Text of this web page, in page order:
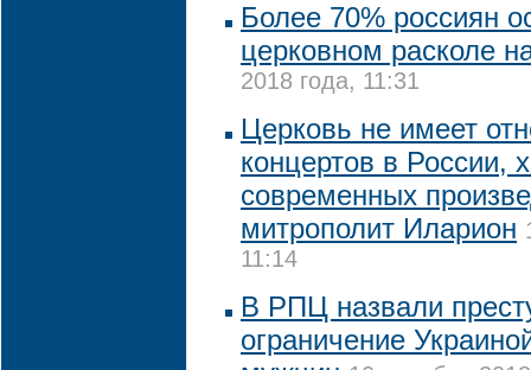
Более 70% россиян
церковном расколе
2018 года, 11:31
Церковь не имеет
концертов в России,
современных
митрополит Иларион
11:14
В РПЦ назвали
ограничение